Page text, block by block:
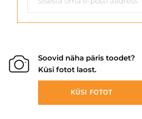
Soovid näha päris toodet?
Küsi fotot laost.
KÜSI FOTOT